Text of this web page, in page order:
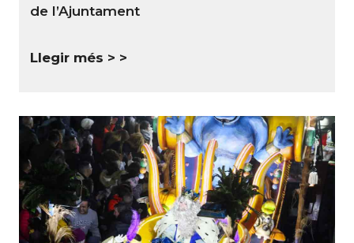
de l’Ajuntament
Llegir més >